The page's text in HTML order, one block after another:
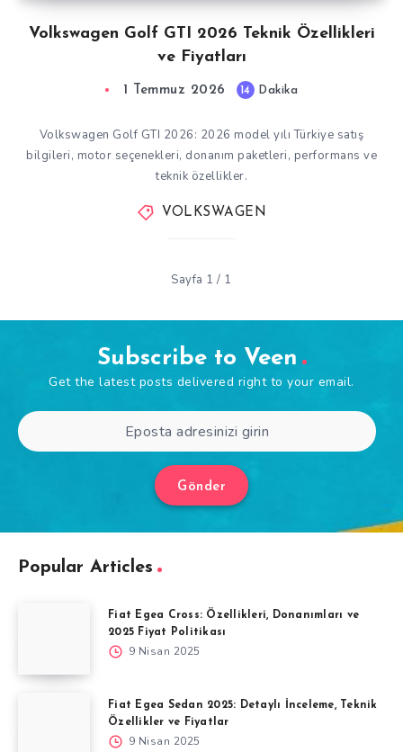
Volkswagen Golf GTI 2026 Teknik Özellikleri
ve Fiyatları
1 Temmuz 2026 14 Dakika
Volkswagen Golf GTI 2026: 2026 model yılı Türkiye satış
bilgileri, motor seçenekleri, donanım paketleri, performans ve
teknik özellikler.
VOLKSWAGEN
Sayfa 1 / 1
Subscribe to Veen
Get the latest posts delivered right to your email.
Gönder
Popular Articles
Fiat Egea Cross: Özellikleri, Donanımları ve
2025 Fiyat Politikası
9 Nisan 2025
Fiat Egea Sedan 2025: Detaylı İnceleme, Teknik
Özellikler ve Fiyatlar
9 Nisan 2025